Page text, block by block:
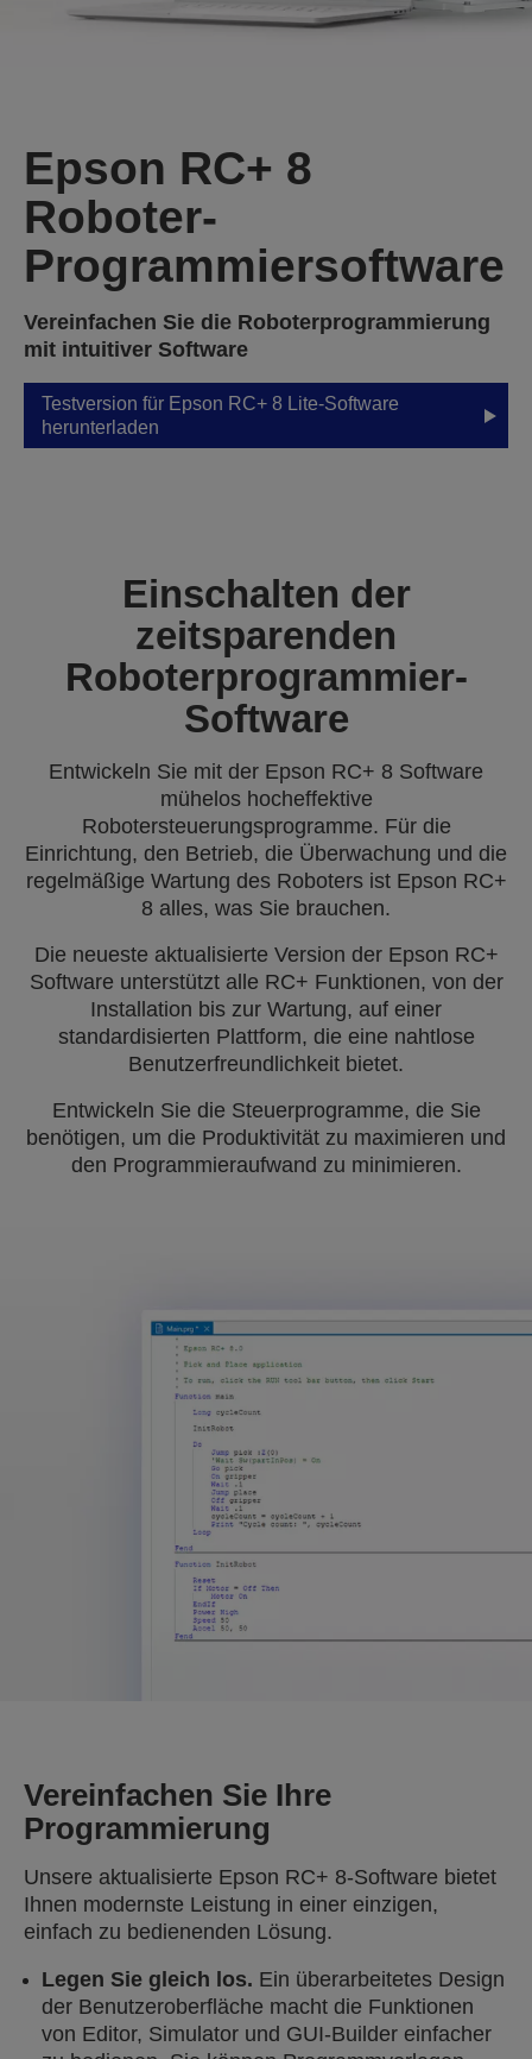
Epson RC+ 8
Roboter-
Programmiersoftware
Vereinfachen Sie die Roboterprogrammierung
mit intuitiver Software
Testversion für Epson RC+ 8 Lite-Software
herunterladen
Einschalten der
zeitsparenden
Roboterprogrammier-
Software
Entwickeln Sie mit der Epson RC+ 8 Software
mühelos hocheffektive
Robotersteuerungsprogramme. Für die
Einrichtung, den Betrieb, die Überwachung und die
regelmäßige Wartung des Roboters ist Epson RC+
8 alles, was Sie brauchen.
Die neueste aktualisierte Version der Epson RC+
Software unterstützt alle RC+ Funktionen, von der
Installation bis zur Wartung, auf einer
standardisierten Plattform, die eine nahtlose
Benutzerfreundlichkeit bietet.
Entwickeln Sie die Steuerprogramme, die Sie
benötigen, um die Produktivität zu maximieren und
den Programmieraufwand zu minimieren.
Vereinfachen Sie Ihre
Programmierung
Unsere aktualisierte Epson RC+ 8-Software bietet
Ihnen modernste Leistung in einer einzigen,
einfach zu bedienenden Lösung.
Legen Sie gleich los. Ein überarbeitetes Design
der Benutzeroberfläche macht die Funktionen
von Editor, Simulator und GUI-Builder einfacher